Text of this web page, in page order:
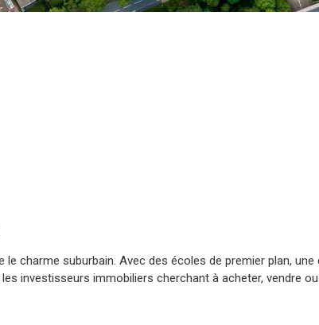
charme suburbain. Avec des écoles de premier plan, une
investisseurs immobiliers cherchant à acheter, vendre